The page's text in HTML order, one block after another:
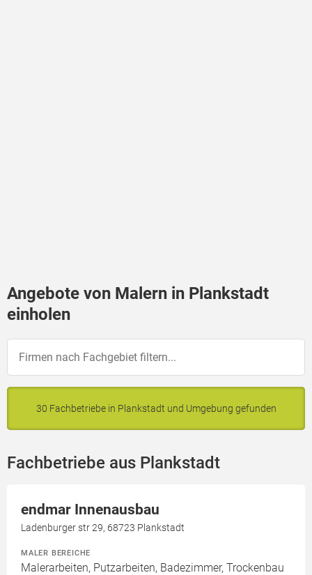
Angebote von Malern in Plankstadt
einholen
30 Fachbetriebe in Plankstadt und Umgebung gefunden
Fachbetriebe aus Plankstadt
endmar Innenausbau
Ladenburger str 29, 68723 Plankstadt
MALER BEREICHE
Malerarbeiten, Putzarbeiten, Badezimmer, Trockenbau